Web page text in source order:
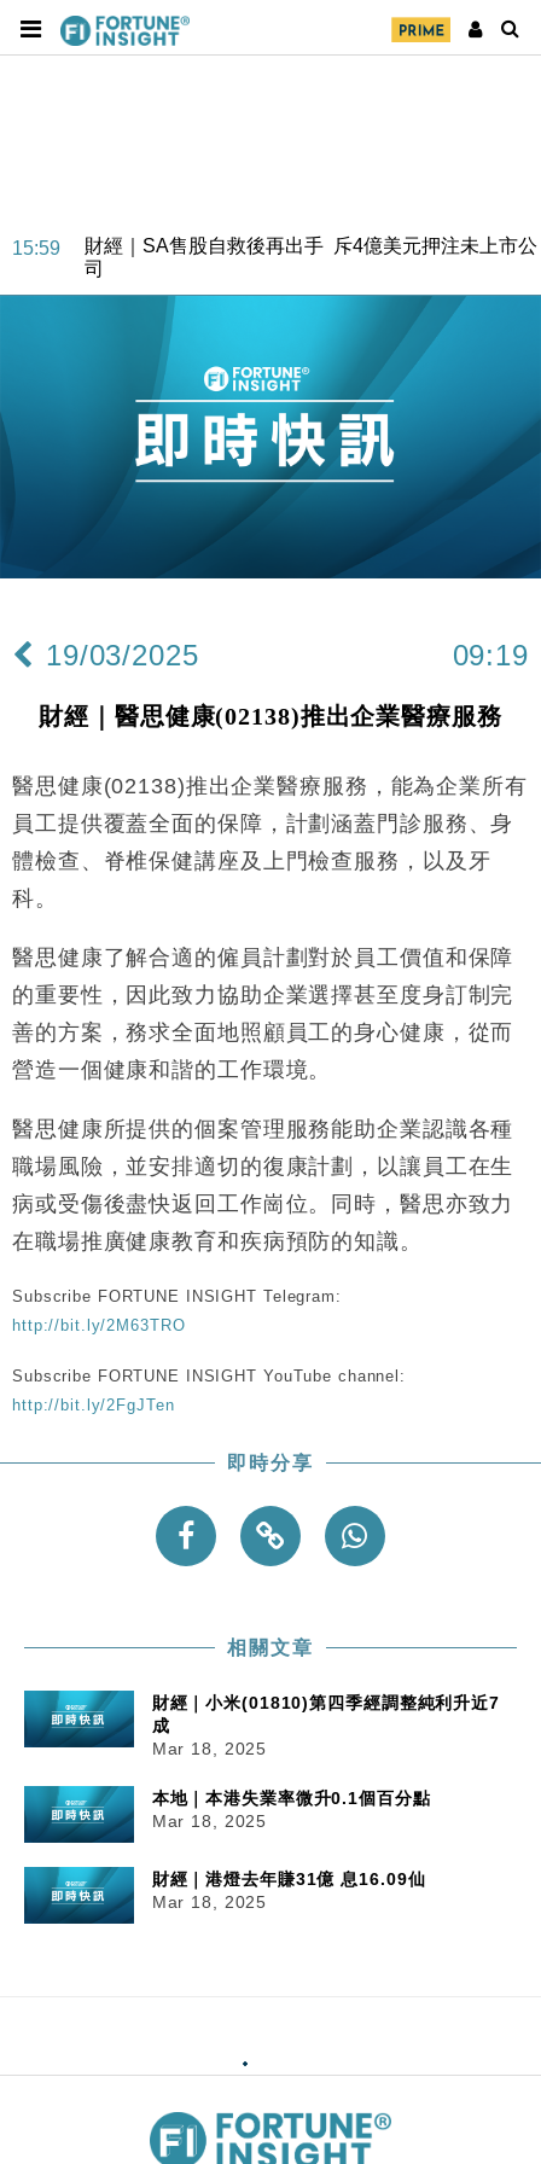
15:59
財經｜SA售股自救後再出手 斥4億美元押注未上市公
司
財經｜精星香港夥菜鳥拓全球智慧倉儲市場 加快海外
地產｜大酒店中期轉賺2300萬元 斥21億翻新香港及
國際｜特朗普赴洛杉磯高球場活動前 男子攜槍彈被捕
12:30
財經｜香港7月PMI回落至51 企業擴張放慢兼縮減人
財經｜黑石傳再籌逾360億美元 支援Anthropic租用
18:15
本地｜新世界K11 9月升級會員制度 增鉑金卡級別鎖
17:40
財經｜本港6月零售額連升14個月 珠寶鐘錶銷售升勢
16:33
財經｜滙控重啟最多10億美元回購 派息比率目標維持
50%
15:59
財經｜SA售股自救後再出手 斥4億美元押注未上市公
司
11:30
14:50
地產｜大酒店中期轉賺2300萬元 斥21億翻新香港及
東京半島
13:12
國際｜特朗普赴洛杉磯高球場活動前 男子攜槍彈被捕
手
11:40
財經｜黑石傳再籌逾360億美元 支援Anthropic租用
Google晶片
10:57
財經｜美商務部擬擴大金屬關稅範圍 14類產品或加徵
25%
定高消費客群
17:40
財經｜本港6月零售額連升14個月 珠寶鐘錶銷售升勢
16:33
50%
19/03/2025 09:19
財經｜醫思健康(02138)推出企業醫療服務
醫思健康(02138)推出企業醫療服務，能為企業所有
員工提供覆蓋全面的保障，計劃涵蓋門診服務、身
體檢查、脊椎保健講座及上門檢查服務，以及牙
科。
醫思健康了解合適的僱員計劃對於員工價值和保障
的重要性，因此致力協助企業選擇甚至度身訂制完
善的方案，務求全面地照顧員工的身心健康，從而
營造一個健康和諧的工作環境。
醫思健康所提供的個案管理服務能助企業認識各種
職場風險，並安排適切的復康計劃，以讓員工在生
病或受傷後盡快返回工作崗位。同時，醫思亦致力
在職場推廣健康教育和疾病預防的知識。
Subscribe FORTUNE INSIGHT Telegram:
http://bit.ly/2M63TRO
Subscribe FORTUNE INSIGHT YouTube channel:
http://bit.ly/2FgJTen
即時分享
相關文章
財經｜小米(01810)第四季經調整純利升近7
成
Mar 18, 2025
本地｜本港失業率微升0.1個百分點
Mar 18, 2025
財經｜港燈去年賺31億 息16.09仙
Mar 18, 2025